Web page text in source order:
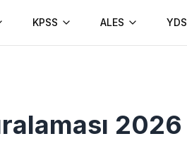
KPSS ALES YDS
2026